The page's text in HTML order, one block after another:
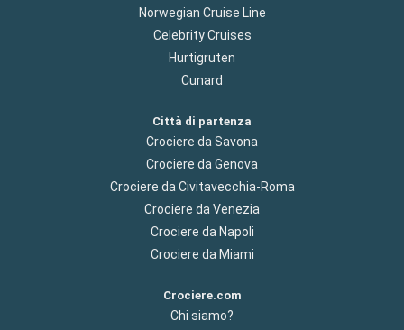
Norwegian Cruise Line
Celebrity Cruises
Hurtigruten
Cunard
Città di partenza
Crociere da Savona
Crociere da Genova
Crociere da Civitavecchia-Roma
Crociere da Venezia
Crociere da Napoli
Crociere da Miami
Crociere.com
Chi siamo?